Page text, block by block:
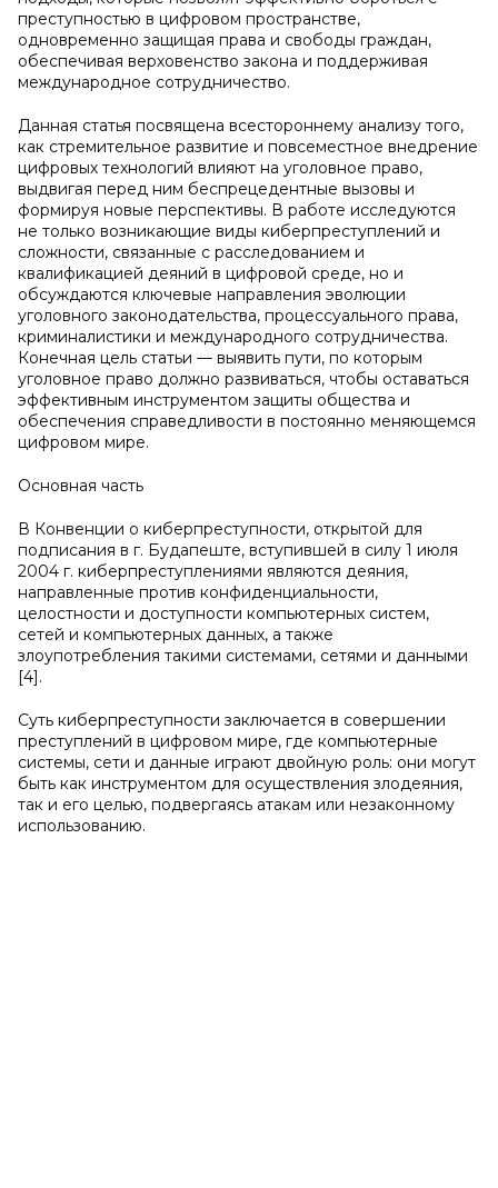
преступностью в цифровом пространстве,
одновременно защищая права и свободы граждан,
обеспечивая верховенство закона и поддерживая
международное сотрудничество.
Данная статья посвящена всестороннему анализу того,
как стремительное развитие и повсеместное внедрение
цифровых технологий влияют на уголовное право,
выдвигая перед ним беспрецедентные вызовы и
формируя новые перспективы. В работе исследуются
не только возникающие виды киберпреступлений и
сложности, связанные с расследованием и
квалификацией деяний в цифровой среде, но и
обсуждаются ключевые направления эволюции
уголовного законодательства, процессуального права,
криминалистики и международного сотрудничества.
Конечная цель статьи — выявить пути, по которым
уголовное право должно развиваться, чтобы оставаться
эффективным инструментом защиты общества и
обеспечения справедливости в постоянно меняющемся
цифровом мире.
Основная часть
В Конвенции о киберпреступности, открытой для
подписания в г. Будапеште, вступившей в силу 1 июля
2004 г. киберпреступлениями являются деяния,
направленные против конфиденциальности,
целостности и доступности компьютерных систем,
сетей и компьютерных данных, а также
злоупотребления такими системами, сетями и данными
[4].
Суть киберпреступности заключается в совершении
преступлений в цифровом мире, где компьютерные
системы, сети и данные играют двойную роль: они могут
быть как инструментом для осуществления злодеяния,
так и его целью, подвергаясь атакам или незаконному
использованию.